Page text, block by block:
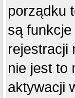
porządku
są
rejestracji
nie jest to
aktywacji